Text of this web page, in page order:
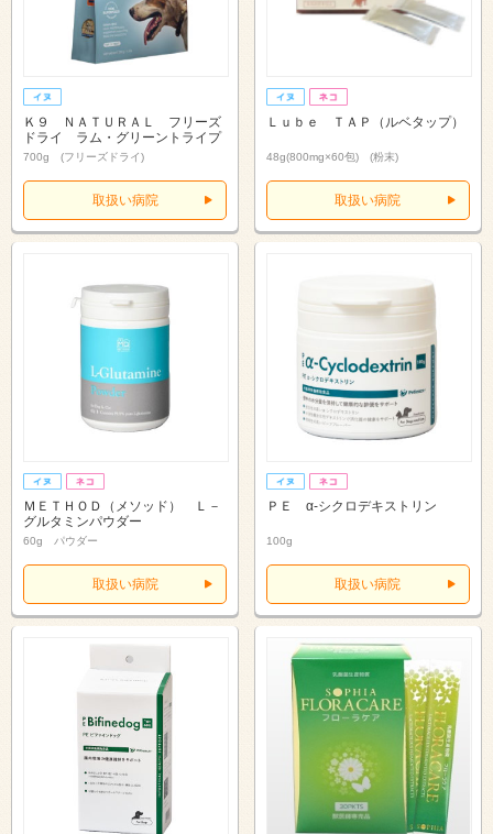
Ｋ９ ＮＡＴＵＲＡＬ フリーズ
ドライ ラム・グリーントライプ
700g (フリーズドライ)
取扱い病院
Ｌｕｂｅ ＴＡＰ（ルベタップ）
48g(800mg×60包) (粉末)
取扱い病院
ＭＥＴＨＯＤ（メソッド） Ｌ－
グルタミンパウダー
60g パウダー
取扱い病院
ＰＥ α‐シクロデキストリン
100g
取扱い病院